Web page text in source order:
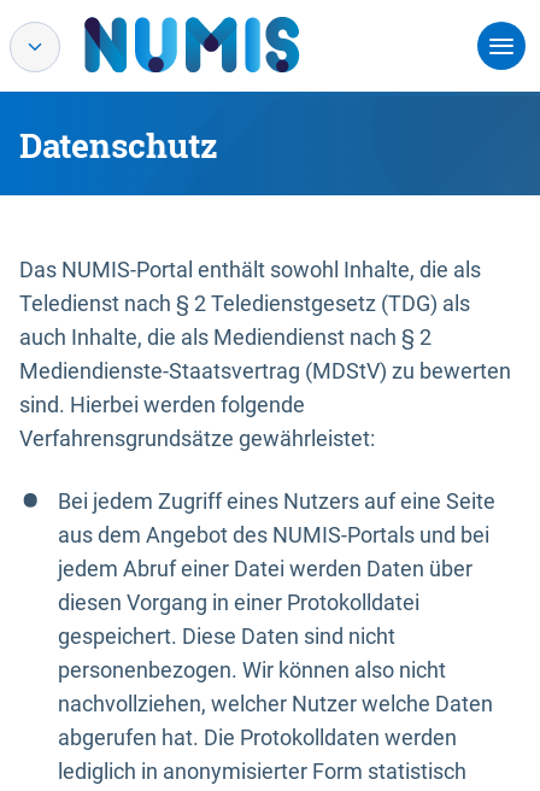
Datenschutz
Das NUMIS-Portal enthält sowohl Inhalte, die als
Teledienst nach § 2 Teledienstgesetz (TDG) als
auch Inhalte, die als Mediendienst nach § 2
Mediendienste-Staatsvertrag (MDStV) zu bewerten
sind. Hierbei werden folgende
Verfahrensgrundsätze gewährleistet:
Bei jedem Zugriff eines Nutzers auf eine Seite
aus dem Angebot des NUMIS-Portals und bei
jedem Abruf einer Datei werden Daten über
diesen Vorgang in einer Protokolldatei
gespeichert. Diese Daten sind nicht
personenbezogen. Wir können also nicht
nachvollziehen, welcher Nutzer welche Daten
abgerufen hat. Die Protokolldaten werden
lediglich in anonymisierter Form statistisch